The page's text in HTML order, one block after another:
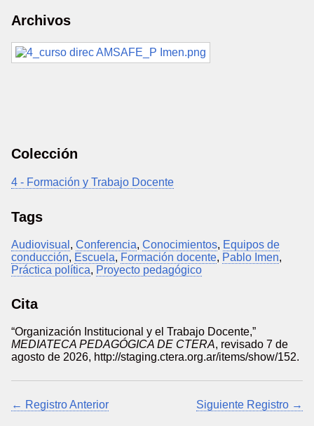
Archivos
Colección
4 - Formación y Trabajo Docente
Tags
Audiovisual , Conferencia, Conocimientos, Equipos de
conducción, Escuela, Formación docente, Pablo Imen,
Práctica política, Proyecto pedagógico
Cita
“Organización Institucional y el Trabajo Docente,”
MEDIATECA PEDAGÓGICA DE CTERA, revisado 7 de
agosto de 2026, http://staging.ctera.org.ar/items/show/152.
← Registro Anterior Siguiente Registro →